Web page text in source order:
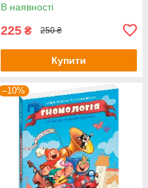
В наявності
225 ₴ 250 ₴
Купити
–10%